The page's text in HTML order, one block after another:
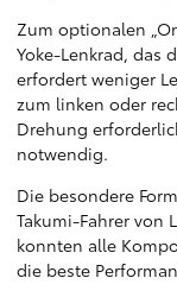
Zum optionalen
Yoke-Lenkrad, das
erfordert weniger
zum linken oder
Drehung
notwendig.
Die besondere
Takumi-Fahrer von
konnten alle
die beste